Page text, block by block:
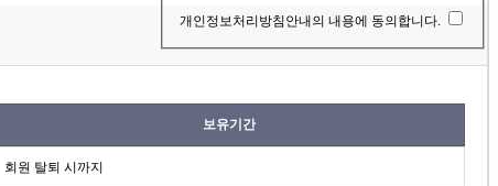
보유기간
회원 탈퇴 시까지
개인정보처리방침안내의 내용에 동의합니다.